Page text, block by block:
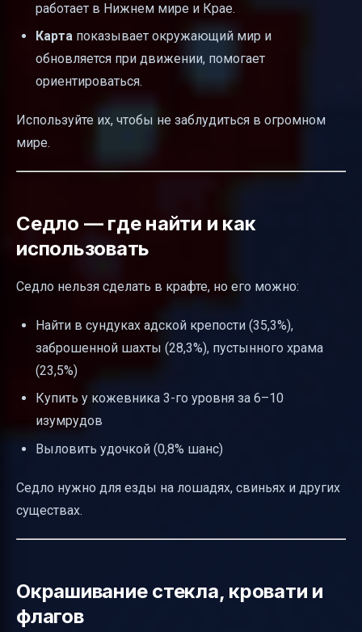
работает в Нижнем мире и Крае.
Карта показывает окружающий мир и
обновляется при движении, помогает
ориентироваться.
Используйте их, чтобы не заблудиться в огромном
мире.
Седло — где найти и как
использовать
Седло нельзя сделать в крафте, но его можно:
Найти в сундуках адской крепости (35,3%),
заброшенной шахты (28,3%), пустынного храма
(23,5%)
Купить у кожевника 3-го уровня за 6–10
изумрудов
Выловить удочкой (0,8% шанс)
Седло нужно для езды на лошадях, свиньях и других
существах.
Окрашивание стекла, кровати и
флагов